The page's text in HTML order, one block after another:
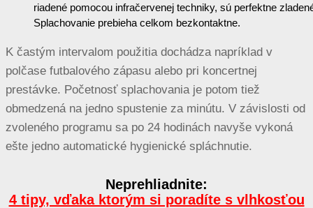
riadené pomocou infračervenej techniky, sú perfektne
Splachovanie prebieha celkom bezkontaktne.
K častým intervalom použitia dochádza napríklad v
polčase futbalového zápasu alebo pri koncertnej
prestávke. Početnosť splachovania je potom tiež
obmedzená na jedno spustenie za minútu. V závislosti od
zvoleného programu sa po 24 hodinách navyše vykoná
ešte jedno automatické hygienické spláchnutie.
Neprehliadnite:
4 tipy, vďaka ktorým si poradíte s vlhkosťou